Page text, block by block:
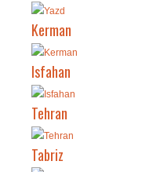
Kerman
Isfahan
Tehran
Tabriz